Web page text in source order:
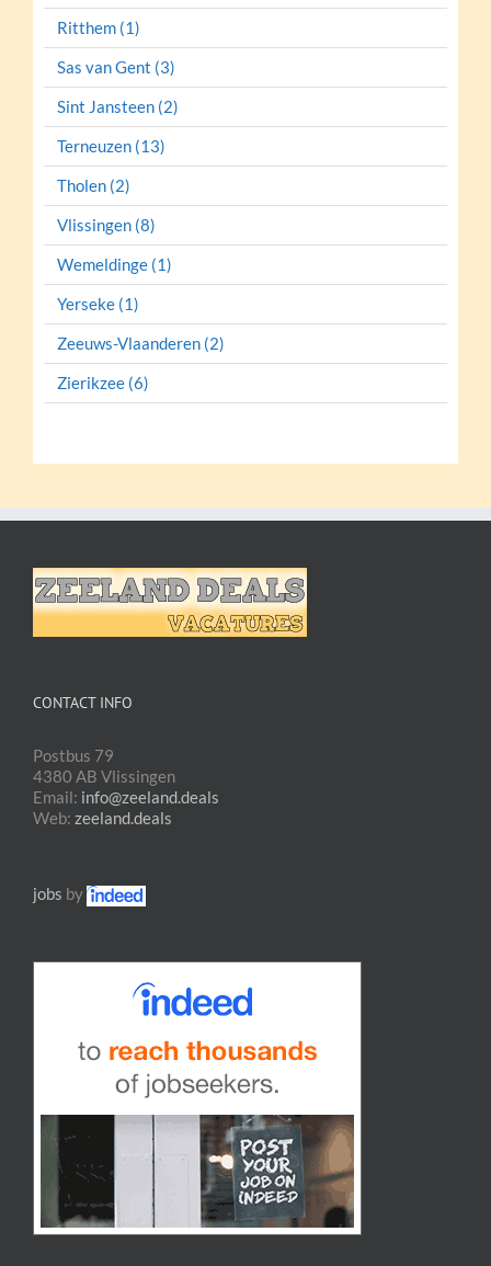
Ritthem (1)
Sas van Gent (3)
Sint Jansteen (2)
Terneuzen (13)
Tholen (2)
Vlissingen (8)
Wemeldinge (1)
Yerseke (1)
Zeeuws-Vlaanderen (2)
Zierikzee (6)
CONTACT INFO
Postbus 79
4380 AB Vlissingen
Email: info@zeeland.deals
Web: zeeland.deals
jobs by